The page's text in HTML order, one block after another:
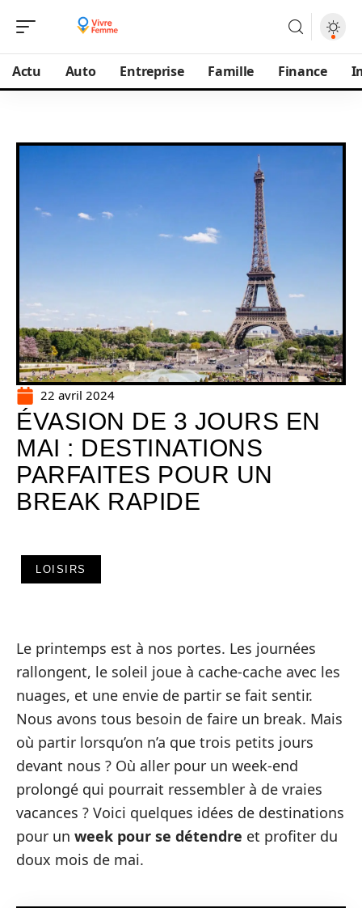
Actu Auto Entreprise Famille Finance
22 avril 2024
ÉVASION DE 3 JOURS EN
MAI : DESTINATIONS
PARFAITES POUR UN
BREAK RAPIDE
LOISIRS
Le printemps est à nos portes. Les journées
rallongent, le soleil joue à cache-cache avec les
nuages, et une envie de partir se fait sentir.
Nous avons tous besoin de faire un break. Mais
où partir lorsqu’on n’a que trois petits jours
devant nous ? Où aller pour un week-end
prolongé qui pourrait ressembler à de vraies
vacances ? Voici quelques idées de destinations
pour un week pour se détendre et profiter du
doux mois de mai.